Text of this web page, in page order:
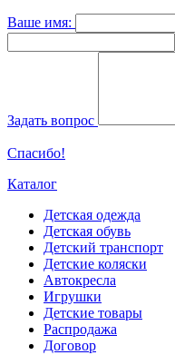
Ваше имя:
Задать вопрос
Спасибо!
Каталог
Детская одежда
Детская обувь
Детский транспорт
Детские коляски
Автокресла
Игрушки
Детские товары
Распродажа
Договор